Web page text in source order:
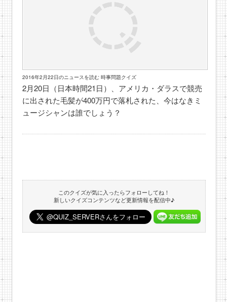
2016年2月22日のニュースを読む 時事問題クイズ
2月20日（日本時間21日）、アメリカ・ダラスで競売
に出された毛髪が400万円で落札された、今はなきミ
ュージシャンは誰でしょう？
このクイズが気に入ったらフォローしてね！
新しいクイズコンテンツなど更新情報を配信中♪